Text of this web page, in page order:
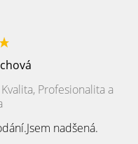
Profesionalita a
nadšená.